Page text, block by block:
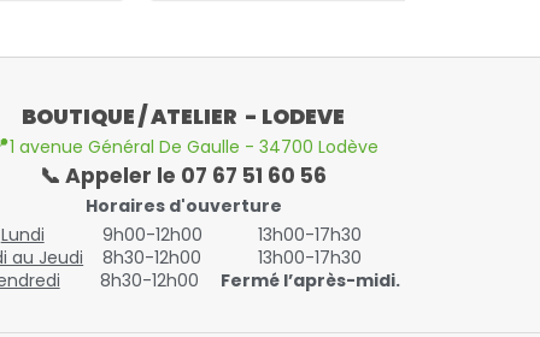
BOUTIQUE / ATELIER - LODEVE
1 avenue Général De Gaulle - 34700 Lodève
📞 Appeler le 07 67 51 60 56
Horaires d'ouverture
Lundi
9h00-12h00
13h00-17h30
au Jeudi
8h30-12h00
13h00-17h30
8h30-12h00 Fermé l’après-midi.